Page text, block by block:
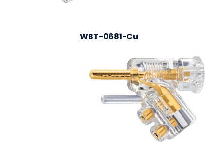
WBT-0681-Cu